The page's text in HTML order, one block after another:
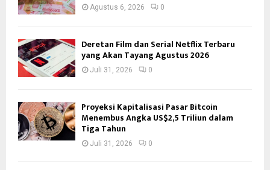
Agustus 6, 2026 0
Deretan Film dan Serial Netflix Terbaru
yang Akan Tayang Agustus 2026
Juli 31, 2026 0
Proyeksi Kapitalisasi Pasar Bitcoin
Menembus Angka US$2,5 Triliun dalam
Tiga Tahun
Juli 31, 2026 0